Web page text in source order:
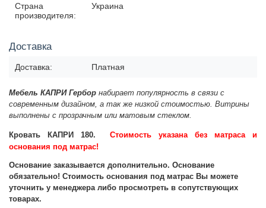
Страна
производителя:
Украина
Доставка
Доставка: Платная
Мебель КАПРИ Гербор набирает популярность в связи с
современным дизайном, а так же низкой стоимостью. Витрины
выполнены с прозрачным или матовым стеклом.
Кровать КАПРИ 180. Стоимость указана без матраса и
основания под матрас!
Основание заказывается дополнительно. Основание
обязательно! Стоимость основания под матрас Вы можете
уточнить у менеджера либо просмотреть в сопутствующих
товарах.